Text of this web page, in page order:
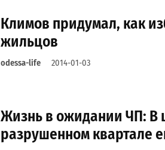
Климов придумал, как
жильцов
odessa-life 2014-01-03
Жизнь в ожидании ЧП: В
разрушенном квартале